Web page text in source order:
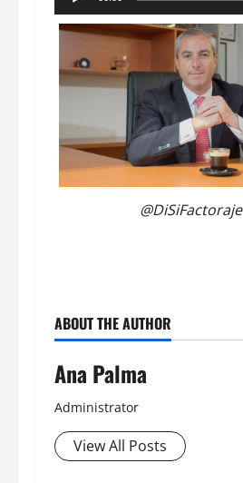
de
audio
@DiSiFactoraje
ABOUT THE AUTHOR
Ana Palma
Administrator
View All Posts